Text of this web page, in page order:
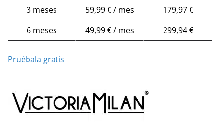
3 meses
59,99 € / mes
179,97 €
6 meses
49,99 € / mes 299,94 €
Pruébala gratis